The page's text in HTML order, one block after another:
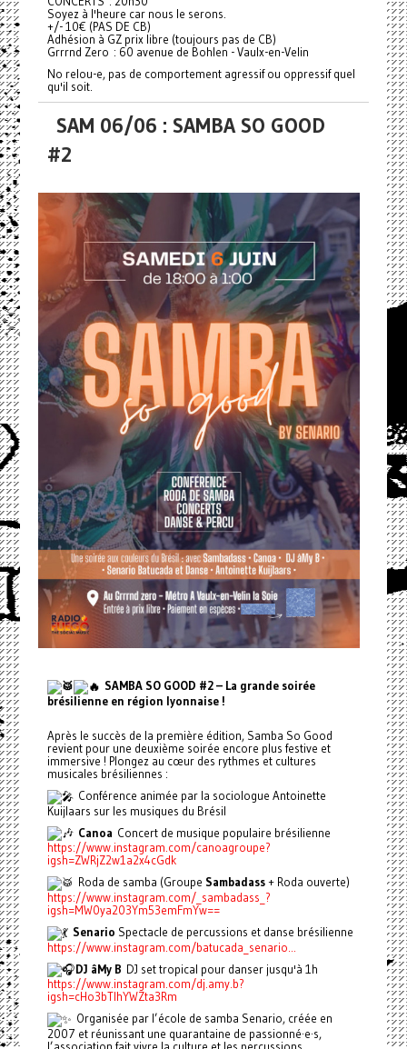
Soyez à l'heure car nous le serons.
+/- 10€ (PAS DE CB)
Adhésion à GZ prix libre (toujours pas de CB)
Grrrnd Zero : 60 avenue de Bohlen - Vaulx-en-Velin
No relou-e, pas de comportement agressif ou oppressif quel
qu'il soit.
SAM 06/06 : SAMBA SO GOOD
#2
SAMBA SO GOOD #2 – La grande soirée
brésilienne en région lyonnaise !
Après le succès de la première édition, Samba So Good
revient pour une deuxième soirée encore plus festive et
immersive ! Plongez au cœur des rythmes et cultures
musicales brésiliennes :
Conférence animée par la sociologue Antoinette
Kuijlaars sur les musiques du Brésil
Canoa Concert de musique populaire brésilienne
https://www.instagram.com/canoagroupe?
igsh=ZWRjZ2w1a2x4cGdk
Roda de samba (Groupe Sambadass+ Roda ouverte)
https://www.instagram.com/_sambadass_?
igsh=MW0ya203Ym53emFmYw==
Senario Spectacle de percussions et danse brésilienne
https://www.instagram.com/batucada_senario...
DJ âMy B DJ set tropical pour danser jusqu'à 1h
https://www.instagram.com/dj.amy.b?
igsh=cHo3bTlhYWZta3Rm
Organisée par l’école de samba Senario, créée en
2007 et réunissant une quarantaine de passionné·e·s,